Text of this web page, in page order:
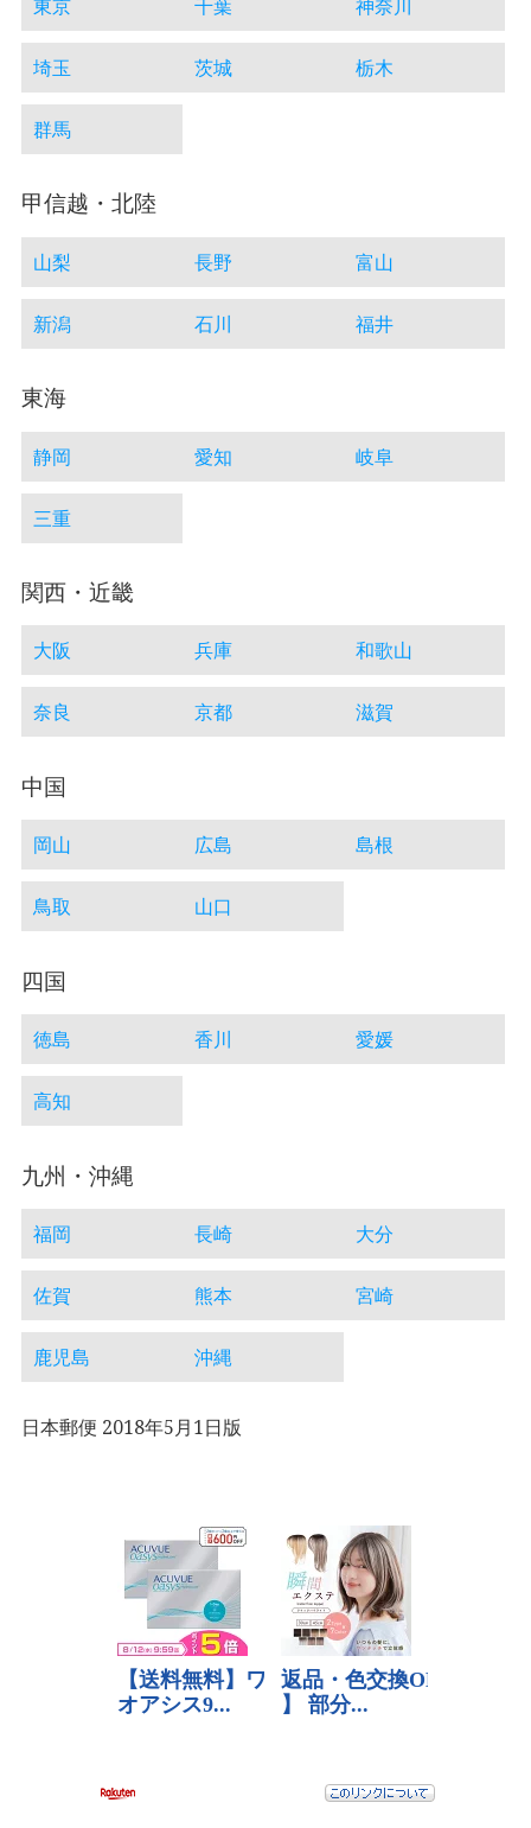
東京 千葉 神奈川
埼玉 茨城 栃木
群馬
甲信越・北陸
山梨 長野 富山
新潟 石川 福井
東海
静岡 愛知 岐阜
三重
関西・近畿
大阪 兵庫 和歌山
奈良 京都 滋賀
中国
岡山 広島 島根
鳥取 山口
四国
徳島 香川 愛媛
高知
九州・沖縄
福岡 長崎 大分
佐賀 熊本 宮崎
鹿児島 沖縄
日本郵便 2018年5月1日版